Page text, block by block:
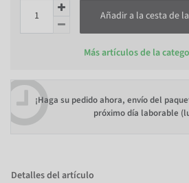
Añadir a la cesta de
Más artículos de la
¡Haga su pedido ahora, envío del
próximo día laborable
Detalles del artículo